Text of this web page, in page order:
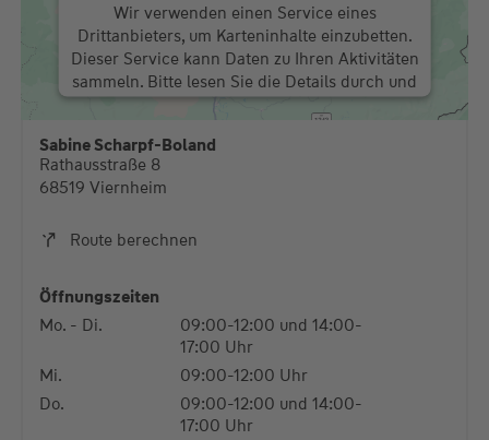
Wir verwenden einen Service eines
Drittanbieters, um Karteninhalte einzubetten.
Dieser Service kann Daten zu Ihren Aktivitäten
sammeln. Bitte lesen Sie die Details durch und
stimmen Sie der Nutzung des Service zu, um
diese Karte anzuzeigen.
Sabine Scharpf-Boland
Rathausstraße 8
68519 Viernheim
Route berechnen
Öffnungszeiten
Mo. - Di.
09:00-12:00 und 14:00-
17:00 Uhr
Mi.
09:00-12:00 Uhr
Do.
09:00-12:00 und 14:00-
17:00 Uhr